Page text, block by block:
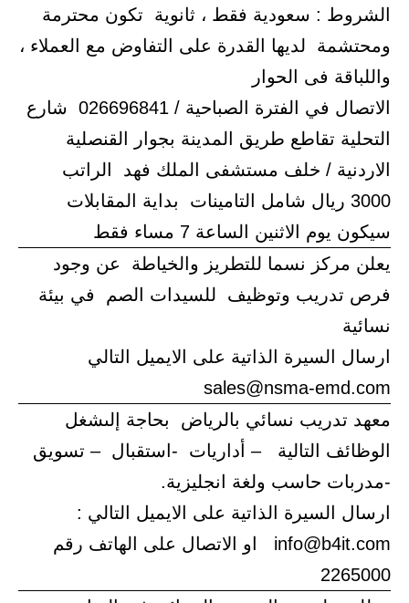
الشروط : سعودية فقط ، ثانوية تكون محترمة
ومحتشمة لديها القدرة على التفاوض مع العملاء ،
واللباقة فى الحوار
الاتصال في الفترة الصباحية / 026696841 شارع
التحلية تقاطع طريق المدينة بجوار القنصلية
الاردنية / خلف مستشفى الملك فهد الراتب
3000 ريال شامل التامينات بداية المقابلات
سيكون يوم الاثنين الساعة 7 مساء فقط
يعلن مركز نسما للتطريز والخياطة عن وجود
فرص تدريب وتوظيف للسيدات الصم في بيئة
نسائية
ارسال السيرة الذاتية على الايميل التالي
sales@nsma-emd.com
معهد تدريب نسائي بالرياض بحاجة إلىشغل
الوظائف التالية – أداريات -استقبال – تسويق
-مدربات حاسب ولغة انجليزية.
ارسال السيرة الذاتية على الايميل التالي :
info@b4it.com او الاتصال على الهاتف رقم
2265000